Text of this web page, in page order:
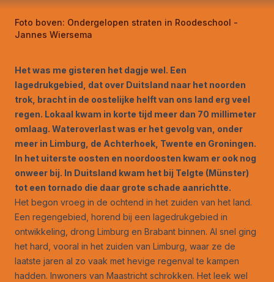
Foto boven: Ondergelopen straten in Roodeschool -
Jannes Wiersema
Het was me gisteren het dagje wel. Een
lagedrukgebied, dat over Duitsland naar het noorden
trok, bracht in de oostelijke helft van ons land erg veel
regen. Lokaal kwam in korte tijd meer dan 70 millimeter
omlaag. Wateroverlast was er het gevolg van, onder
meer in Limburg, de Achterhoek, Twente en Groningen.
In het uiterste oosten en noordoosten kwam er ook nog
onweer bij. In Duitsland kwam het bij Telgte (Münster)
tot een tornado die daar grote schade aanrichtte.
Het begon vroeg in de ochtend in het zuiden van het land.
Een regengebied, horend bij een lagedrukgebied in
ontwikkeling, drong Limburg en Brabant binnen. Al snel ging
het hard, vooral in het zuiden van Limburg, waar ze de
laatste jaren al zo vaak met hevige regenval te kampen
hadden. Inwoners van Maastricht schrokken. Het leek wel